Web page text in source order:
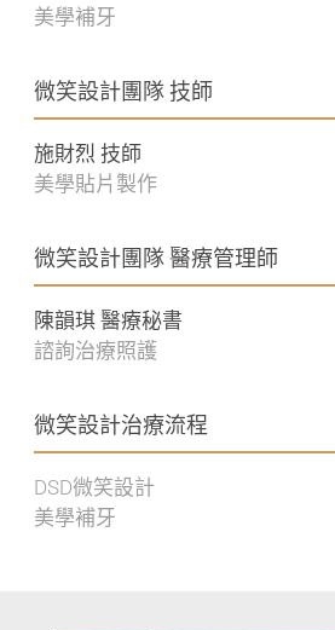
美學補牙
微笑設計團隊 技師
施財烈 技師
美學貼片製作
微笑設計團隊 醫療管理師
陳韻琪 醫療秘書
諮詢治療照護
微笑設計治療流程
DSD微笑設計
美學補牙